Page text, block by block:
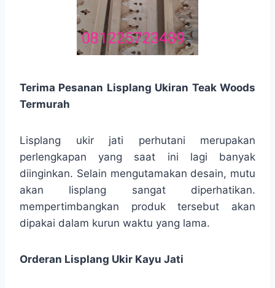
Terima Pesanan Lisplang Ukiran Teak Woods
Termurah
Lisplang ukir jati perhutani merupakan
perlengkapan yang saat ini lagi banyak
diinginkan. Selain mengutamakan desain, mutu
akan lisplang sangat diperhatikan.
mempertimbangkan produk tersebut akan
dipakai dalam kurun waktu yang lama.
Orderan Lisplang Ukir Kayu Jati